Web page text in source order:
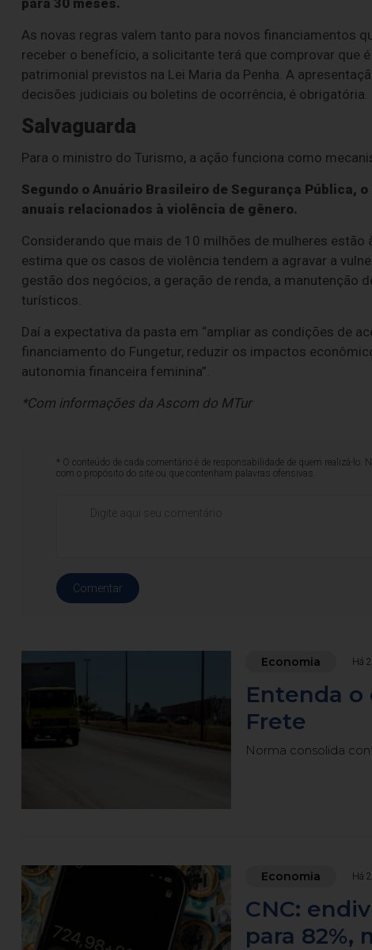
As novas regras valem tanto para novos financiamentos
receber o benefício, a solicitante terá que comprovar que
patrimonial previstos na Lei Maria da Penha. A
decisões judiciais ou boletins de ocorrência, é obrigatória.
Salvaguarda
Para o ministro do Turismo, a ação funciona como
Segundo o Anuário Brasileiro de Segurança Pública,
anuais relacionados à violência de gênero.
Considerando que mais de 10 milhões de mulheres
estima que os casos de violência tendem a agravar a
gestão dos negócios, a geração de renda, a manutenção
turísticos.
Daí a expectativa da pasta em “ampliar as condições de
financiamento do Fungetur, reduzir os impactos
autonomia financeira feminina”.
*Com informações da Ascom do MTur
* O conteúdo de cada comentário é de responsabilidade de quem realizá-
com o propósito do site ou que contenham palavras ofensivas.
Comentar
Economia Há
Entenda o
Frete
Norma consolida
Economia Há
CNC:
para 82%,